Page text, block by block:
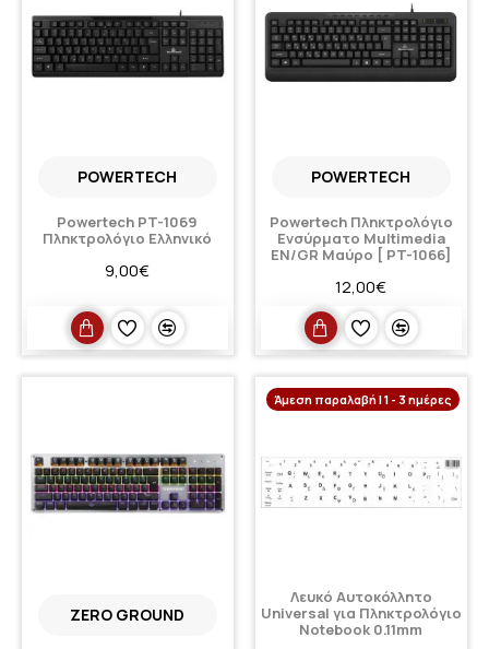
POWERTECH
Powertech PT-1069
Πληκτρολόγιο Ελληνικό
9,00€
POWERTECH
Powertech Πληκτρολόγιο
Ενσύρματο Multimedia
EN/GR Μαύρο [ PT-1066]
12,00€
ZERO GROUND
Άμεση παραλαβή | 1 - 3 ημέρες
Λευκό Αυτοκόλλητο
Universal για Πληκτρολόγιο
Notebook 0.11mm